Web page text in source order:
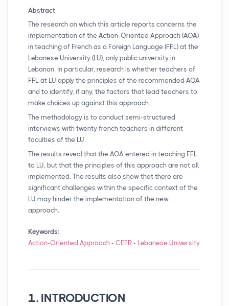
Abstract
The research on which this article reports concerns the
implementation of the Action-Oriented Approach (AOA)
in teaching of French as a Foreign Language (FFL) at the
Lebanese University (LU), only public university in
Lebanon. In particular, research is whether teachers of
FFL at LU apply the principles of the recommended AOA
and to identify, if any, the factors that lead teachers to
make choices up against this approach.
The methodology is to conduct semi-structured
interviews with twenty french teachers in different
faculties of the LU.
The results reveal that the AOA entered in teaching FFL
to LU, but that the principles of this approach are not all
implemented. The results also show that there are
significant challenges within the specific context of the
LU may hinder the implementation of the new
approach.
Keywords:
Action-Oriented Approach - CEFR - Lebanese University
1. INTRODUCTION